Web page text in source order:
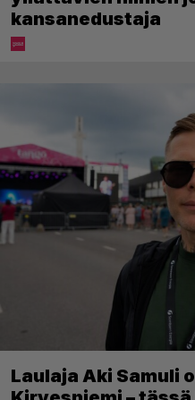
kansanedustaja
Laulaja Aki Samuli